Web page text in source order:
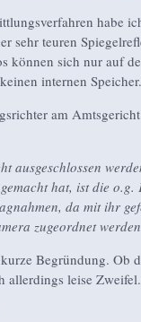
habe
sehr teuren
können sich nur auf
internen Speicher.
am
ausgeschlossen
hat, ist die o.g.
da mit ihr
zugeordnet
Begründung. Ob
allerdings leise Zweifel.